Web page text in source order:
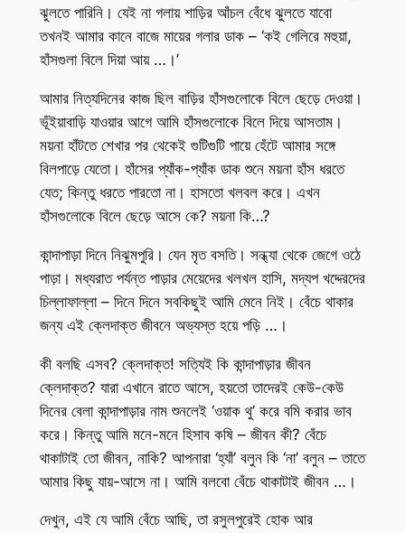
ঝুলতে পারিনি। যেই না গলায় শাড়ির আঁচল বেঁধে ঝুলতে যাবো
তখনই আমার কানে বাজে মায়ের গলার ডাক – ‘কই গেলিরে মহুয়া,
হাঁসগুলা বিলে দিয়া আয় …।’
আমার নিত্যদিনের কাজ ছিল বাড়ির হাঁসগুলোকে বিলে ছেড়ে দেওয়া।
ভূঁইয়াবাড়ি যাওয়ার আগে আমি হাঁসগুলোকে বিলে দিয়ে আসতাম।
ময়না হাঁটতে শেখার পর থেকেই গুটিগুটি পায়ে হেঁটে আমার সঙ্গে
বিলপাড়ে যেতো। হাঁসের প্যাঁক-প্যাঁক ডাক শুনে ময়না হাঁস ধরতে
যেত; কিন্তু ধরতে পারতো না। হাসতো খলবল করে। এখন
হাঁসগুলোকে বিলে ছেড়ে আসে কে? ময়না কি…?
কান্দাপাড়া দিনে নিঝুমপুরি। যেন মৃত বসতি। সন্ধ্যা থেকে জেগে ওঠে
পাড়া। মধ্যরাত পর্যন্ত পাড়ার মেয়েদের খলখল হাসি, মদ্যপ খদ্দেরদের
চিল্লাফাল্লা – দিনে দিনে সবকিছুই আমি মেনে নিই। বেঁচে থাকার
জন্য এই ক্লেদাক্ত জীবনে অভ্যস্ত হয়ে পড়ি …।
কী বলছি এসব? ক্লেদাক্ত! সত্যিই কি কান্দাপাড়ার জীবন
ক্লেদাক্ত? যারা এখানে রাতে আসে, হয়তো তাদেরই কেউ-কেউ
দিনের বেলা কান্দাপাড়ার নাম শুনলেই ‘ওয়াক থু’ করে বমি করার ভাব
করে। কিন্তু আমি মনে-মনে হিসাব কষি – জীবন কী? বেঁচে
থাকাটাই তো জীবন, নাকি? আপনারা ‘হ্যাঁ’ বলুন কি ‘না’ বলুন – তাতে
আমার কিছু যায়-আসে না। আমি বলবো বেঁচে থাকাটাই জীবন …।
দেখুন, এই যে আমি বেঁচে আছি, তা রসুলপুরেই হোক আর